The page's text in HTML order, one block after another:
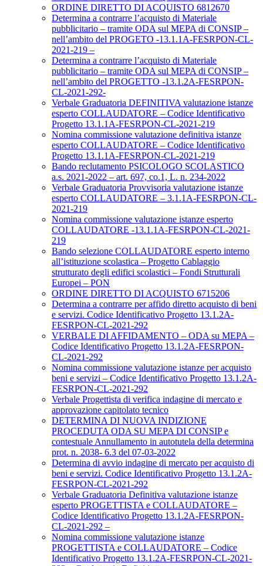
ORDINE DIRETTO DI ACQUISTO 6812670
Determina a contrarre l’acquisto di Materiale
pubblicitario – tramite ODA sul MEPA di CONSIP –
nell’ambito del PROGETO -13.1.1A-FESRPON-CL-
2021-219 –
Determina a contrarre l’acquisto di Materiale
pubblicitario – tramite ODA sul MEPA di CONSIP –
nell’ambito del PROGETTO -13.1.2A-FESRPON-
CL-2021-292-
Verbale Graduatoria DEFINITIVA valutazione istanze
esperto COLLAUDATORE – Codice Identificativo
Progetto 13.1.1A-FESRPON-CL-2021-219
Nomina commissione valutazione definitiva istanze
esperto COLLAUDATORE – Codice Identificativo
Progetto 13.1.1A-FESRPON-CL-2021-219
Bando reclutamento PSICOLOGO SCOLASTICO
a.s. 2021-2022 – art. 697, co.1, L. n. 234-2022
Verbale Graduatoria Provvisoria valutazione istanze
esperto COLLAUDATORE – 3.1.1A-FESRPON-CL-
2021-219
Nomina commissione valutazione istanze esperto
COLLAUDATORE -13.1.1A-FESRPON-CL-2021-
219
Bando selezione COLLAUDATORE esperto interno
all’istituzione scolastica – Progetto Cablaggio
strutturato degli edifici scolastici – Fondi Strutturali
Europei – PON
ORDINE DIRETTO DI ACQUISTO 6715206
Determina a contrarre per affido diretto acquisto di beni
e servizi. Codice Identificativo Progetto 13.1.2A-
FESRPON-CL-2021-292
VERBALE DI AFFIDAMENTO – ODA su MEPA –
Codice Identificativo Progetto 13.1.2A-FESRPON-
CL-2021-292
Nomina commissione valutazione istanze per acquisto
beni e servizi – Codice Identificativo Progetto 13.1.2A-
FESRPON-CL-2021-292
Verbale Progettista di verifica indagine di mercato e
approvazione capitolato tecnico
DETERMINA DI NUOVA INDIZIONE
PROCEDUTA ODA SU MEPA DI CONSIP e
contestuale Annullamento in autotutela della determina
prot. n. 2038- 6.3 del 07-03-2022
Determina di avvio indagine di mercato per acquisto di
beni e servizi. Codice Identificativo Progetto 13.1.2A-
FESRPON-CL-2021-292
Verbale Graduatoria Definitiva valutazione istanze
esperto PROGETTISTA e COLLAUDATORE –
Codice Identificativo Progetto 13.1.2A-FESRPON-
CL-2021-292 –
Nomina commissione valutazione istanze
PROGETTISTA e COLLAUDATORE – Codice
Identificativo Progetto 13.1.2A-FESRPON-CL-2021-